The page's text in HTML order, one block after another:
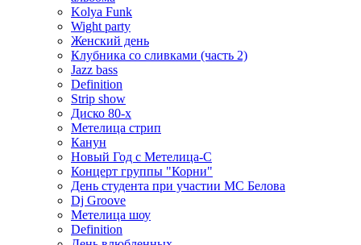
Kolya Funk
Wight party
Женский день
Клубника со сливками (часть 2)
Jazz bass
Definition
Strip show
Диско 80-х
Метелица стрип
Канун
Новый Год с Метелица-С
Концерт группы "Корни"
День студента при участии МС Белова
Dj Groove
Метелица шоу
Definition